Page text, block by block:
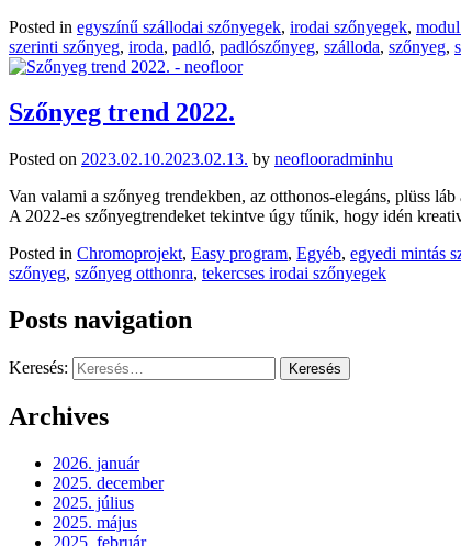
Posted in egyszínű szállodai szőnyegek, irodai szőnyegek,
szerinti szőnyeg, iroda, padló, padlószőnyeg, szálloda, szőnyeg,
Szőnyeg trend 2022.
Posted on 2023.02.10.2023.02.13. by neoflooradminhu
Van valami a szőnyeg trendekben, az otthonos-elegáns, plüss
A 2022-es szőnyegtrendeket tekintve úgy tűnik, hogy idén
Posted in Chromoprojekt, Easy program, Egyéb, egyedi mintás
szőnyeg, szőnyeg otthonra, tekercses irodai szőnyegek
Posts navigation
Keresés:
Archives
2026. január
2025. december
2025. július
2025. május
2025. február